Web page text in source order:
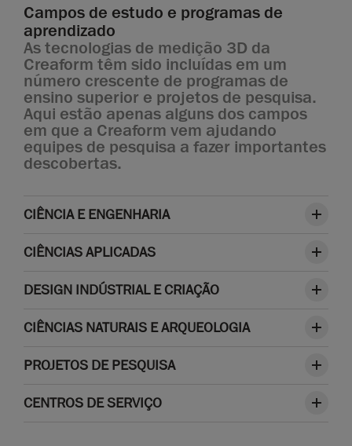
Campos de estudo e programas de
aprendizado
As tecnologias de medição 3D da
Creaform têm sido incluídas em um
número crescente de programas de
ensino superior e projetos de pesquisa.
Aqui estão apenas alguns dos campos
em que a Creaform vem ajudando
equipes de pesquisa a fazer importantes
descobertas.
CIÊNCIA E ENGENHARIA
CIÊNCIAS APLICADAS
DESIGN INDÚSTRIAL E CRIAÇÃO
CIÊNCIAS NATURAIS E ARQUEOLOGIA
PROJETOS DE PESQUISA
CENTROS DE SERVIÇO